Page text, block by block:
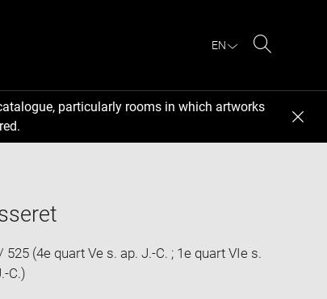
EN
particularly rooms in which artworks
525 (4e quart Ve s. ap. J.-C. ; 1e quart VIe s.
C.)